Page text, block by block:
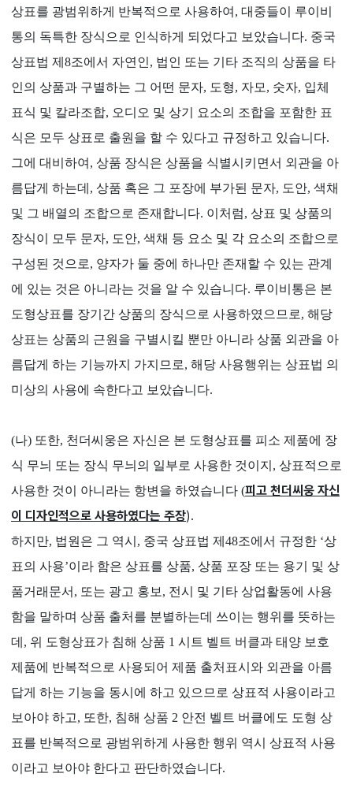
상표를 광범위하게 반복적으로 사용하여, 대중들이 루이비
통의 독특한 장식으로 인식하게 되었다고 보았습니다. 중국
상표법 제8조에서 자연인, 법인 또는 기타 조직의 상품을 타
인의 상품과 구별하는 그 어떤 문자, 도형, 자모, 숫자, 입체
표식 및 칼라조합, 오디오 및 상기 요소의 조합을 포함한 표
식은 모두 상표로 출원을 할 수 있다고 규정하고 있습니다.
그에 대비하여, 상품 장식은 상품을 식별시키면서 외관을 아
름답게 하는데, 상품 혹은 그 포장에 부가된 문자, 도안, 색채
및 그 배열의 조합으로 존재합니다. 이처럼, 상표 및 상품의
장식이 모두 문자, 도안, 색채 등 요소 및 각 요소의 조합으로
구성된 것으로, 양자가 둘 중에 하나만 존재할 수 있는 관계
에 있는 것은 아니라는 것을 알 수 있습니다. 루이비통은 본
도형상표를 장기간 상품의 장식으로 사용하였으므로, 해당
상표는 상품의 근원을 구별시킬 뿐만 아니라 상품 외관을 아
름답게 하는 기능까지 가지므로, 해당 사용행위는 상표법 의
미상의 사용에 속한다고 보았습니다.
(나) 또한, 천더씨웅은 자신은 본 도형상표를 피소 제품에 장
식 무늬 또는 장식 무늬의 일부로 사용한 것이지, 상표적으로
사용한 것이 아니라는 항변을 하였습니다 (피고 천더씨웅 자신
이 디자인적으로 사용하였다는 주장).
하지만, 법원은 그 역시, 중국 상표법 제48조에서 규정한 ‘상
표의 사용’이라 함은 상표를 상품, 상품 포장 또는 용기 및 상
품거래문서, 또는 광고 홍보, 전시 및 기타 상업활동에 사용
함을 말하며 상품 출처를 분별하는데 쓰이는 행위를 뜻하는
데, 위 도형상표가 침해 상품 1 시트 벨트 버클과 태양 보호
제품에 반복적으로 사용되어 제품 출처표시와 외관을 아름
답게 하는 기능을 동시에 하고 있으므로 상표적 사용이라고
보아야 하고, 또한, 침해 상품 2 안전 벨트 버클에도 도형 상
표를 반복적으로 광범위하게 사용한 행위 역시 상표적 사용
이라고 보아야 한다고 판단하였습니다.